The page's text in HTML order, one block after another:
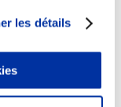
les détails